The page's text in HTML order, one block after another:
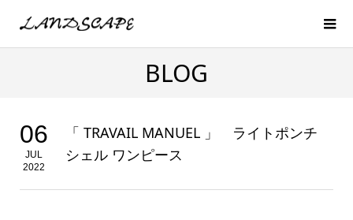
BLOG
06
JUL
2022
「 TRAVAIL MANUEL 」 ライトポンチ
シェル ワンピース